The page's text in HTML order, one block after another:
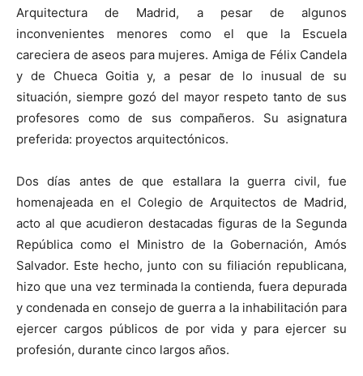
Arquitectura de Madrid, a pesar de algunos
inconvenientes menores como el que la Escuela
careciera de aseos para mujeres. Amiga de Félix Candela
y de Chueca Goitia y, a pesar de lo inusual de su
situación, siempre gozó del mayor respeto tanto de sus
profesores como de sus compañeros. Su asignatura
preferida: proyectos arquitectónicos.
Dos días antes de que estallara la guerra civil, fue
homenajeada en el Colegio de Arquitectos de Madrid,
acto al que acudieron destacadas figuras de la Segunda
República como el Ministro de la Gobernación, Amós
Salvador. Este hecho, junto con su filiación republicana,
hizo que una vez terminada la contienda, fuera depurada
y condenada en consejo de guerra a la inhabilitación para
ejercer cargos públicos de por vida y para ejercer su
profesión, durante cinco largos años.